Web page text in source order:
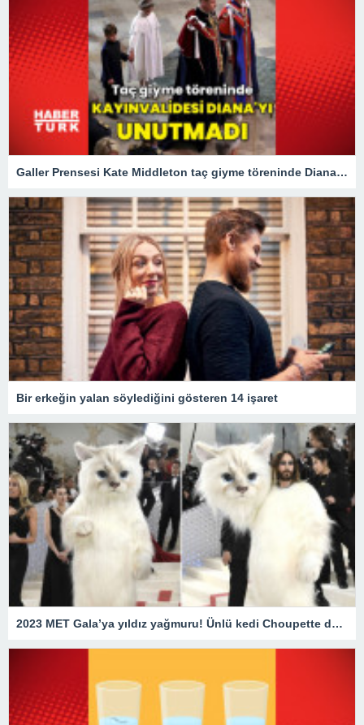
Galler Prensesi Kate Middleton taç giyme töreninde Diana'yı unutmadı
Bir erkeğin yalan söylediğini gösteren 14 işaret
2023 MET Gala’ya yıldız yağmuru! Ünlü kedi Choupette de unutulmadı